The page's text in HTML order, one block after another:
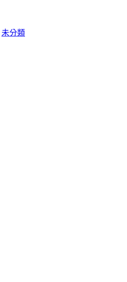
未分類